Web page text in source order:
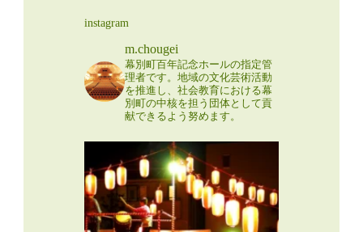
instagram
m.chougei
幕別町百年記念ホールの指定管
理者です。地域の文化芸術活動
を推進し、社会教育における幕
別町の中核を担う団体として貢
献できるよう努めます。